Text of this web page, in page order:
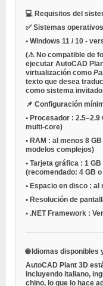
💻 Requisitos del
✅ Sistemas
• Windows 11 / 10 -
(⚠ No compatible de
ejecutar AutoCAD
virtualización como
texto que desea
como sistema
📌 Configuración
• Procesador : 2.5–2.9
multi-core)
• RAM : al menos 8
modelos complejos)
• Tarjeta gráfica : 1
(recomendado: 4 GB
• Espacio en disco : al
• Resolución de
• .NET Framework :
🌐 Idiomas disponibles
AutoCAD Plant 3D
incluyendo italiano,
chino, lo que lo hace